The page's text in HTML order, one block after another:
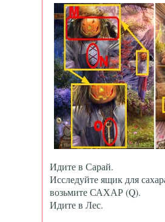
Идите в Сарай.
Исследуйте ящик для
возьмите САХАР (Q).
Идите в Лес.